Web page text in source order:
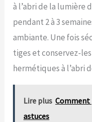
à l’abri de la lumière
pendant 2 à 3
ambiante. Une fois
tiges et conservez-
hermétiques à l’abri
Lire plus Comment
astuces